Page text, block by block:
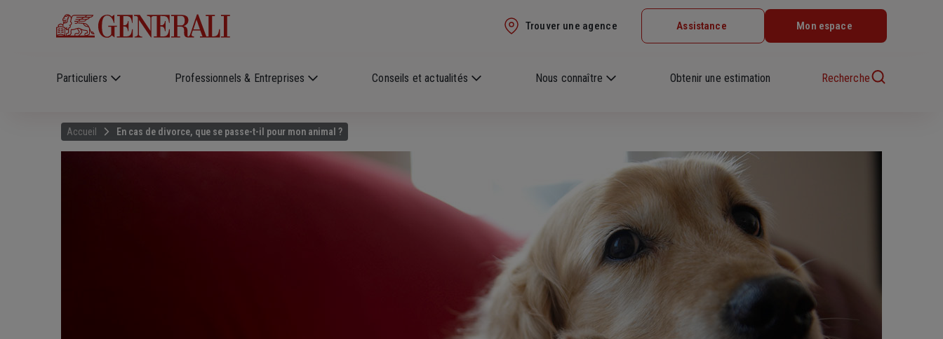
Trouver une agence Assistance Mon espace
Particuliers Professionnels & Entreprises Conseils et actualités Nous connaître Obtenir une estimation Recherche
Accueil En cas de divorce, que se passe-t-il pour mon animal ?